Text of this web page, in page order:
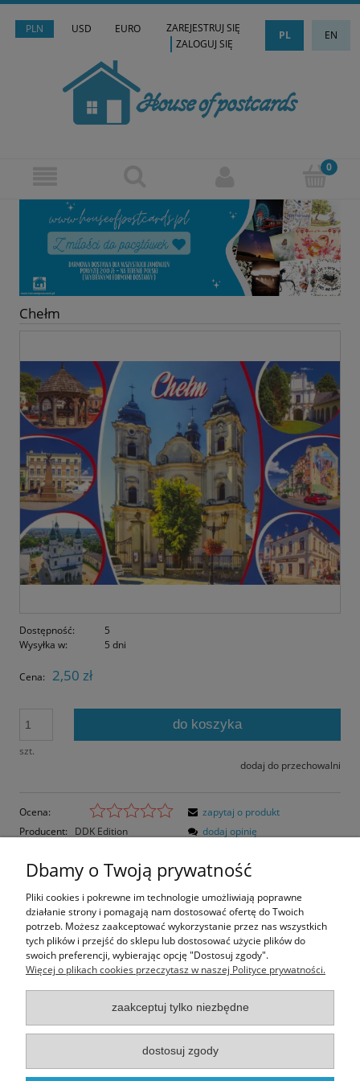
PLN USD EURO PL EN
ZAREJESTRUJ SIĘ
ZALOGUJ SIĘ
Chełm
Dostępność:
5
Wysyłka w:
5 dni
Cena: 2,50 zł
szt.
do koszyka
dodaj do przechowalni
Ocena:
Producent:
DDK Edition
zapytaj o produkt
dodaj opinię
Opis
Opinie o produkcie (0)
Rozmiar pocztówki: 14,8x10,5 cm
Informacje
Moje konto
Dbamy o Twoją prywatność
Pliki cookies i pokrewne im technologie umożliwiają poprawne
działanie strony i pomagają nam dostosować ofertę do Twoich
potrzeb. Możesz zaakceptować wykorzystanie przez nas wszystkich
tych plików i przejść do sklepu lub dostosować użycie plików do
swoich preferencji, wybierając opcję "Dostosuj zgody".
Więcej o plikach cookies przeczytasz w naszej Polityce prywatności.
zaakceptuj tylko niezbędne
dostosuj zgody